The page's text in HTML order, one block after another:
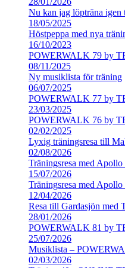
Nu kan jag löpträna igen
18/05/2025
Höstpeppa med nya
16/10/2023
POWERWALK 79 by
08/11/2025
Ny musiklista för träning
06/07/2025
POWERWALK 77 by
23/03/2025
POWERWALK 76 by
02/02/2025
Lyxig träningsresa till
02/08/2026
Träningsresa med
15/07/2026
Träningsresa med
12/04/2026
Resa till Gardasjön med
28/01/2026
POWERWALK 81 by
25/07/2026
Musiklista –
02/03/2026